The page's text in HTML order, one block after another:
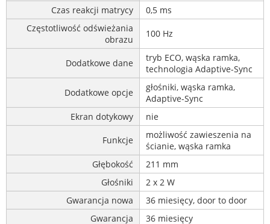
Czas reakcji matrycy
0,5 ms
Częstotliwość odświeżania
obrazu
100 Hz
Dodatkowe dane
tryb ECO, wąska ramka,
technologia Adaptive-Sync
Dodatkowe opcje
głośniki, wąska ramka,
Adaptive-Sync
Ekran dotykowy
nie
Funkcje
możliwość zawieszenia na
ścianie, wąska ramka
Głębokość
211 mm
Głośniki
2 x 2 W
Gwarancja nowa
36 miesięcy, door to door
Gwarancja
36 miesięcy